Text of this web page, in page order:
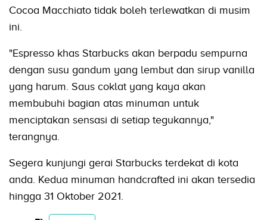
Cocoa Macchiato tidak boleh terlewatkan di musim
ini.
"Espresso khas Starbucks akan berpadu sempurna
dengan susu gandum yang lembut dan sirup vanilla
yang harum. Saus coklat yang kaya akan
membubuhi bagian atas minuman untuk
menciptakan sensasi di setiap tegukannya,"
terangnya.
Segera kunjungi gerai Starbucks terdekat di kota
anda. Kedua minuman handcrafted ini akan tersedia
hingga 31 Oktober 2021.